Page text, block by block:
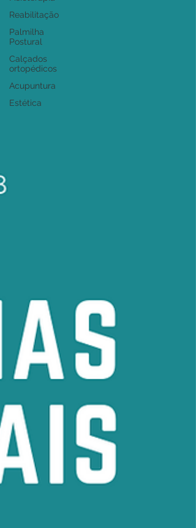
Reabilitação
Palmilha
Postural
Calçados
ortopédicos
Acupuntura
Estética